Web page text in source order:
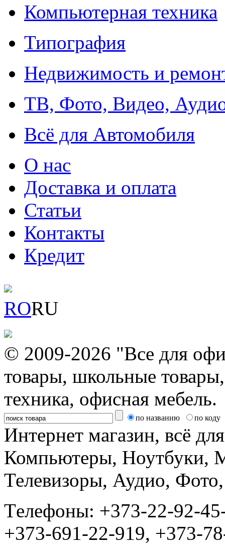
Компьютерная техника
Типография
Недвижимость и
ТВ, Фото, Видео,
Всё для Автомобиля
О нас
Доставка и оплата
Статьи
Контакты
Кредит
RORU
© 2009-2026 "Все для
товары, школьные
техника, офисная мебель.
по названию по коду
Интернет магазин, всё
Компьютеры, Ноутбуки,
Телевизоры, Аудио,
Tелефоны: +373-22-92-
+373-691-22-919, +373-